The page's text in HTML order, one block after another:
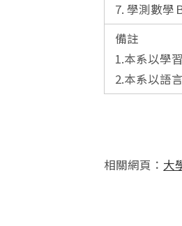
7. 學測數學
備註
1.本系以學
2.本系以語
相關網頁： 大